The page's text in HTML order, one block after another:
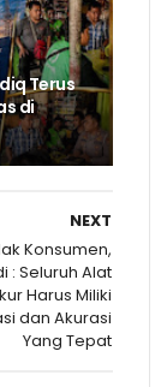
Terus
di
NEXT
Konsumen,
: Seluruh Alat
Harus Miliki
dan Akurasi
Yang Tepat